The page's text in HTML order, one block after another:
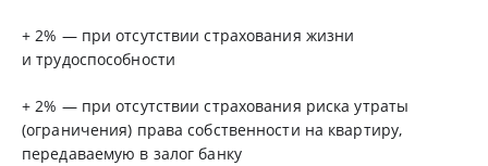
+ 2% — при отсутствии страхования жизни
и трудоспособности
+ 2% — при отсутствии страхования риска утраты
(ограничения) права собственности на квартиру,
передаваемую в залог банку